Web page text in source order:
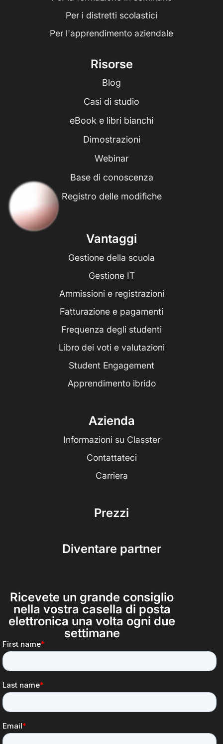
Per i distretti scolastici
Per l'apprendimento aziendale
Risorse
Blog
Casi di studio
eBook e libri bianchi
Dimostrazioni
Webinar
Base di conoscenza
Registro delle modifiche
Vantaggi
Gestione della scuola
Gestione IT
Ammissioni e registrazioni
Fatturazione e pagamenti
Frequenza degli studenti
Libro dei voti e valutazioni
Student Engagement
Apprendimento ibrido
Azienda
Informazioni su Classter
Contattateci
Carriera
Prezzi
Diventare partner
Ricevete un grande consiglio
nella vostra casella di posta
elettronica una volta ogni due
settimane